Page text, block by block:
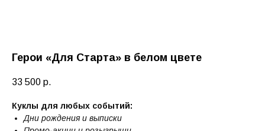
Герои «Для Старта» в белом цвете
33 500 р.
Куклы для любых событий:
Дни рождения и выписки